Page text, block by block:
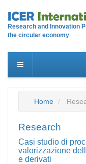
Research and Innovation
the circular economy
Home
Research
Casi studio di
valorizzazione
e derivati